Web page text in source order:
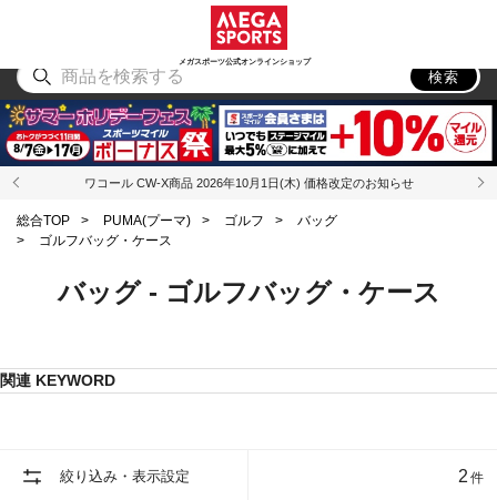
メガスポーツ公式オンラインショップ
アウトドア
検索
ワコール CW-X商品 2026年10月1日(木) 価格改定のお知らせ
総合TOP > PUMA(プーマ) > ゴルフ >
バッグ
>
ゴルフバッグ・ケース
バッグ - ゴルフバッグ・ケース
関連 KEYWORD
絞り込み・表示設定 2 件